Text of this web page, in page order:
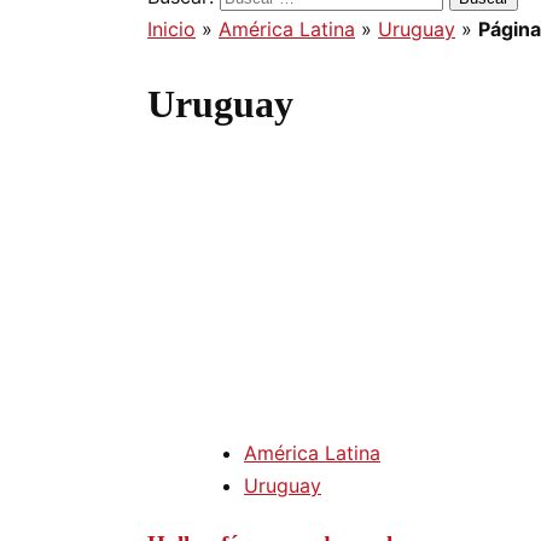
Inicio » América Latina » Uruguay »
Uruguay
América Latina
Uruguay